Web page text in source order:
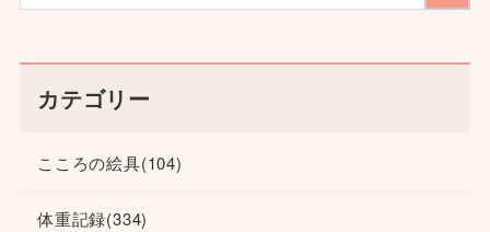
カテゴリー
こころの絵具(104)
体重記録(334)